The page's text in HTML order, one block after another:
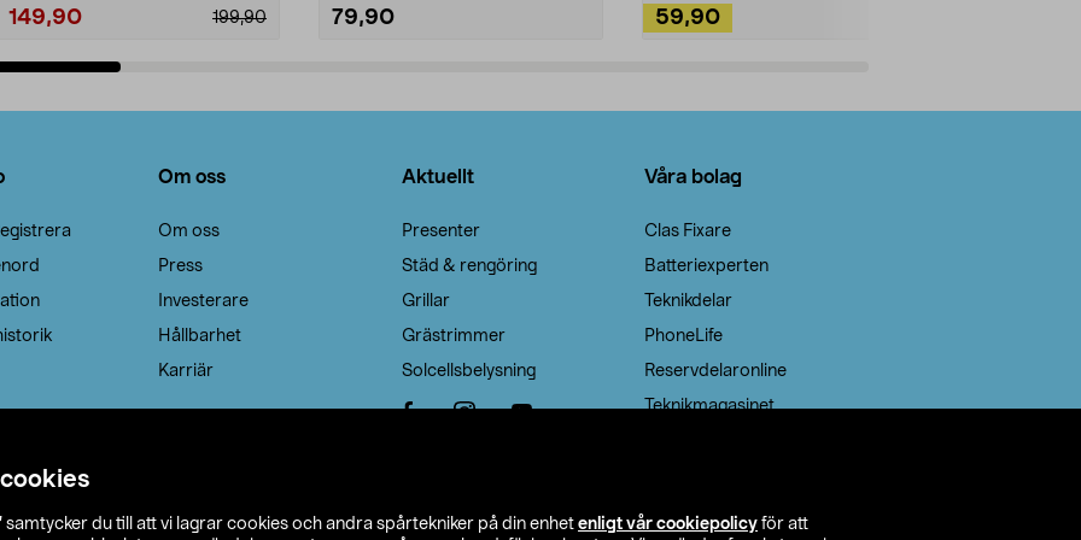
samtycker du till att vi lagrar cookies och andra spårtekniker på din enhet enligt vår cookiepolicy för att
199,90
149,90 79,90 59,90
Om oss
Om oss
Press
Investerare
Hållbarhet
Karriär
Aktuellt
Presenter
Städ & rengöring
Grillar
Grästrimmer
Solcellsbelysning
Våra bolag
Clas Fixare
Batteriexperten
Teknikdelar
PhoneLife
Reservdelaronline
Teknikmagasinet